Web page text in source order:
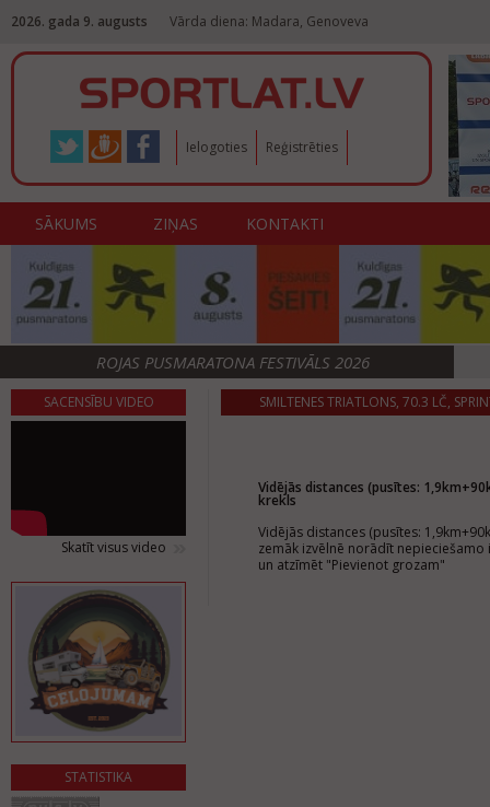
2026. gada 9. augusts Vārda diena: Madara, Genoveva
Ielogoties Reģistrēties
SĀKUMS ZIŅAS KONTAKTI
ROJAS PUSMARATONA FESTIVĀLS 2026
SACENSĪBU VIDEO
Skatīt visus video
STATISTIKA
SMILTENES TRIATLONS, 70.3 LČ,
Vidējās distances (pusītes:
krekls
Vidējās distances (pusītes:
zemāk izvēlnē norādīt
un atzīmēt "Pievienot grozam"